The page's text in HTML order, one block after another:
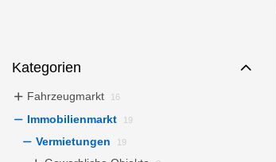
Kategorien
Fahrzeugmarkt 16
Immobilienmarkt 19
Vermietungen 19